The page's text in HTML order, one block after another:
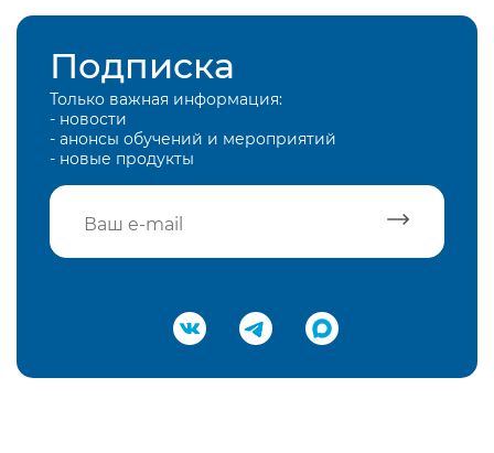
Подписка
Только важная информация:
- новости
- анонсы обучений и мероприятий
- новые продукты
Подтвердить e-mail